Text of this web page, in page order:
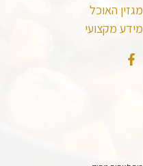
מגזין האוכל
מידע מקצועי